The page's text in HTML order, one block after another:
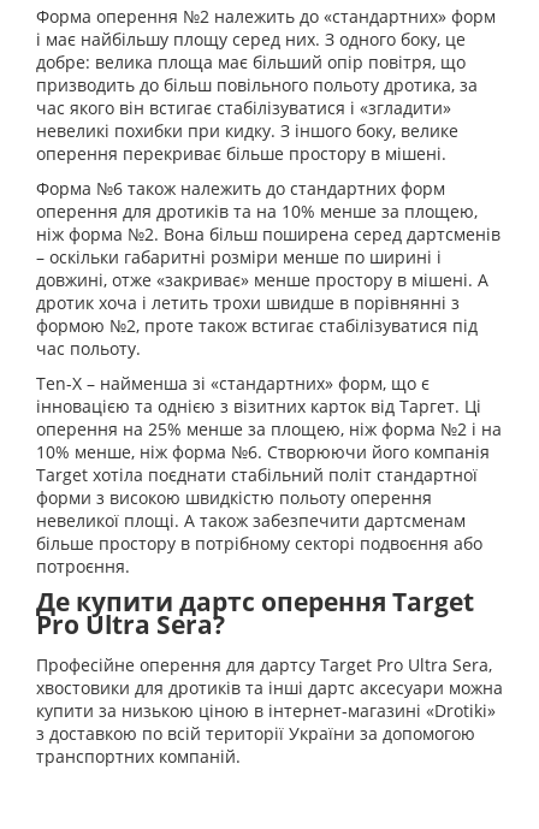
Форма оперення №2 належить до «стандартних» форм
і має найбільшу площу серед них. З одного боку, це
добре: велика площа має більший опір повітря, що
призводить до більш повільного польоту дротика, за
час якого він встигає стабілізуватися і «згладити»
невеликі похибки при кидку. З іншого боку, велике
оперення перекриває більше простору в мішені.
Форма №6 також належить до стандартних форм
оперення для дротиків та на 10% менше за площею,
ніж форма №2. Вона більш поширена серед дартсменів
– оскільки габаритні розміри менше по ширині і
довжині, отже «закриває» менше простору в мішені. А
дротик хоча і летить трохи швидше в порівнянні з
формою №2, проте також встигає стабілізуватися під
час польоту.
Ten-X – найменша зі «стандартних» форм, що є
інновацією та однією з візитних карток від Таргет. Ці
оперення на 25% менше за площею, ніж форма №2 і на
10% менше, ніж форма №6. Створюючи його компанія
Target хотіла поєднати стабільний політ стандартної
форми з високою швидкістю польоту оперення
невеликої площі. А також забезпечити дартсменам
більше простору в потрібному секторі подвоєння або
потроєння.
Де купити дартс оперення Target
Pro Ultra Sera?
Професійне оперення для дартсу Target Pro Ultra Sera,
хвостовики для дротиків та інші дартс аксесуари можна
купити за низькою ціною в інтернет-магазині «Drotiki»
з доставкою по всій території України за допомогою
транспортних компаній.